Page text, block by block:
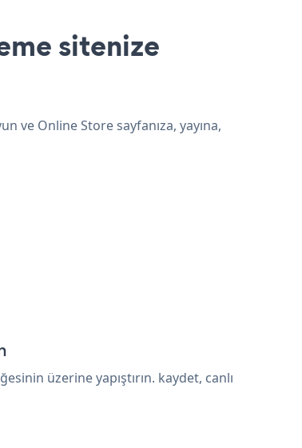
sitenize
ve Online Store sayfanıza, yayına,
üzerine yapıştırın. kaydet, canlı